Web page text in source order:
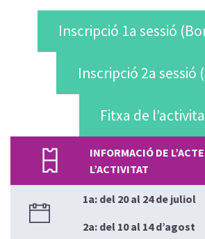
Inscripció 1a sessió
Inscripció 2a sessió
Fitxa de
INFORMACIÓ DE
L’ACTIVITAT
1a: del 20 al 24 de juliol
2a: del 10 al 14 d’agost